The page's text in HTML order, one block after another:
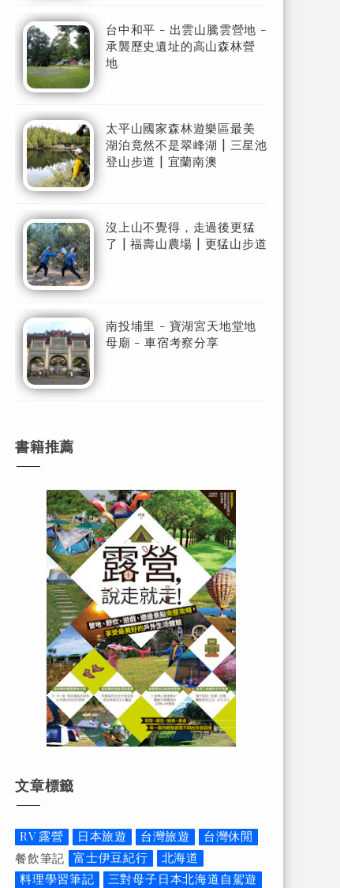
台中和平 - 出雲山騰雲營地 -
承襲歷史遺址的高山森林營
地
太平山國家森林遊樂區最美
湖泊竟然不是翠峰湖 | 三星池
登山步道 | 宜蘭南澳
沒上山不覺得，走過後更猛
了 | 福壽山農場 | 更猛山步道
南投埔里 - 寶湖宮天地堂地
母廟 - 車宿考察分享
書籍推薦
文章標籤
RV 露營 日本旅遊 台灣旅遊
台灣休閒
餐飲筆記
富士伊豆紀行
北海道
料理學習筆記
三對母子日本北海道自駕遊